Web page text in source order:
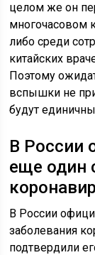
целом же он
многочасовом
либо среди
китайских
Поэтому
вспышки не
будут
В России
еще один
В России
заболевания
подтвердили